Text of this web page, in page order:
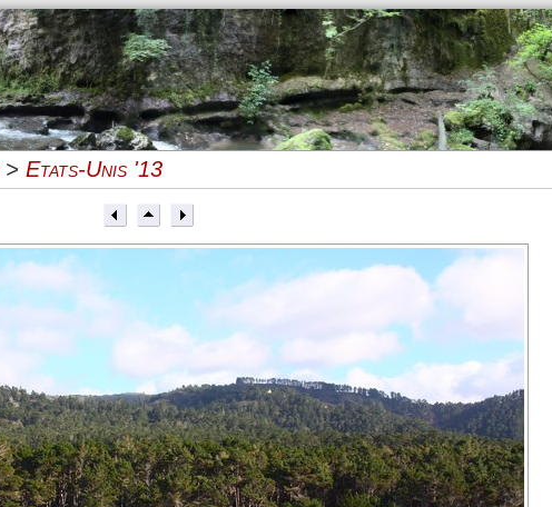
> Etats-Unis '13